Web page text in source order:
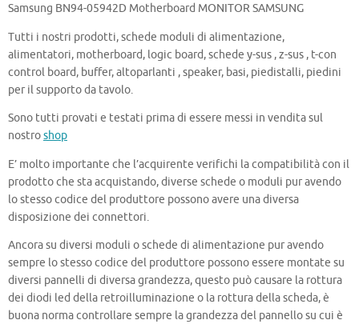
Samsung BN94-05942D Motherboard MONITOR SAMSUNG
Tutti i nostri prodotti, schede moduli di alimentazione,
alimentatori, motherboard, logic board, schede y-sus , z-sus , t-con
control board, buffer, altoparlanti , speaker, basi, piedistalli, piedini
per il supporto da tavolo.
Sono tutti provati e testati prima di essere messi in vendita sul
nostroshop
E’ molto importante che l’acquirente verifichi la compatibilità con il
prodotto che sta acquistando, diverse schede o moduli pur avendo
lo stesso codice del produttore possono avere una diversa
disposizione dei connettori.
Ancora su diversi moduli o schede di alimentazione pur avendo
sempre lo stesso codice del produttore possono essere montate su
diversi pannelli di diversa grandezza, questo può causare la rottura
dei diodi led della retroilluminazione o la rottura della scheda, è
buona norma controllare sempre la grandezza del pannello su cui è